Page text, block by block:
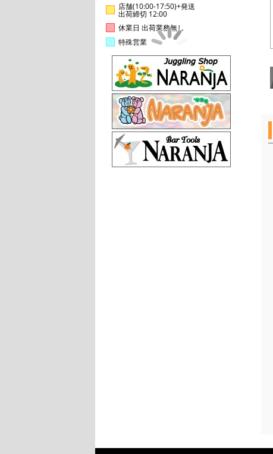
店舗(10:00-17:50)+発送
出荷締切 12:00
休業日 出荷業務無し
特殊営業